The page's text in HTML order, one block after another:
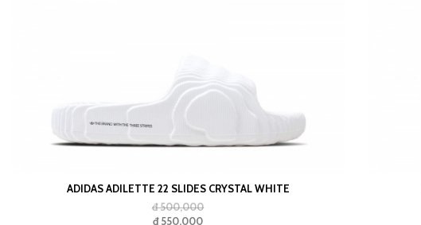
ADIDAS ADILETTE 22 SLIDES CRYSTAL WHITE
đ 500,000
đ 550,000